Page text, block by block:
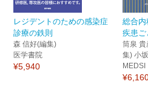
レジデントのための感染症
診療の鉄則
森 信好(編集)
医学書院
¥5,940
総合
疾患ご
筒泉 貴
集) 小
MEDSI